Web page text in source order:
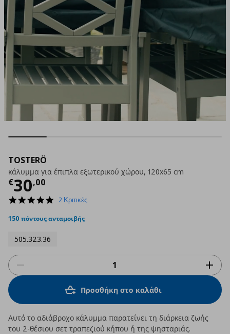
TOSTERÖ
κάλυμμα για έπιπλα εξωτερικού χώρου, 120x65 cm
€30,00
Τρέχουσα τιμή
5.0
rating
2 Κριτικές
150 πόντους ανταμοιβής
505.323.36
Προσθήκη στο καλάθι
Αυτό το αδιάβροχο κάλυμμα παρατείνει τη διάρκεια ζωής
του 2-θέσιου σετ τραπεζιού κήπου ή της ψησταριάς.